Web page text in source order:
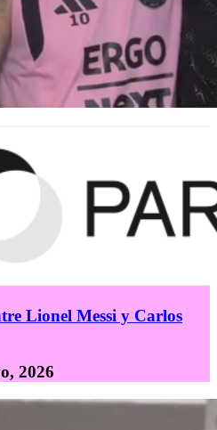
Lionel Messi y Carlos
2026